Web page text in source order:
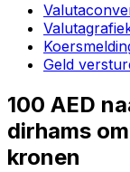
Geld
100 AED
dirhams
kronen